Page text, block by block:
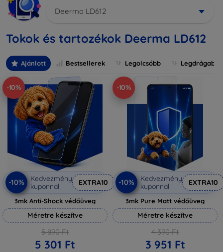
Deerma LD612
Tokok és tartozékok Deerma LD612
Ajánlott Bestsellerek Legolcsóbb Legdrágabb
-10%
-10%
Kedvezmény
kuponnal
EXTRA10
3mk Anti-Shock védőüveg
Méretre készítve
5 890 Ft
5 301 Ft
-10%
-10%
Kedvezmény
kuponnal
EXTRA10
3mk Pure Matt védőüveg
Méretre készítve
4 390 Ft
3 951 Ft